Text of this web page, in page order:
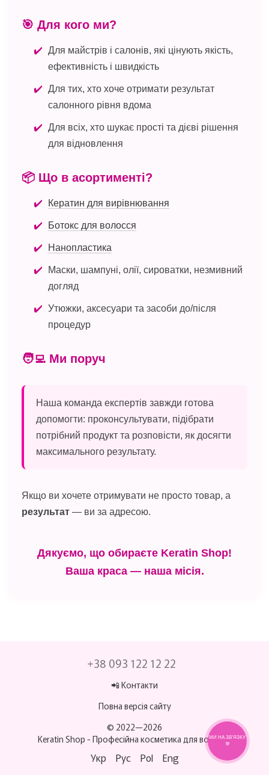
🎯 Для кого ми?
Для майстрів і салонів, які цінують якість,
ефективність і швидкість
Для тих, хто хоче отримати результат
салонного рівня вдома
Для всіх, хто шукає прості та дієві рішення
для відновлення
📦 Що в асортименті?
Кератин для вирівнювання
Ботокс для волосся
Нанопластика
Маски, шампуні, олії, сироватки, незмивний
догляд
Утюжки, аксесуари та засоби до/після
процедур
🧑‍💻 Ми поруч
Наша команда експертів завжди готова
допомогти: проконсультувати, підібрати
потрібний продукт та розповісти, як досягти
максимального результату.
Якщо ви хочете отримувати не просто товар, а
результат — ви за адресою.
Дякуємо, що обираєте Keratin Shop!
Ваша краса — наша місія.
+38 093 122 12 22
📲 Контакти
Повна версія сайту
© 2022—2026
Keratin Shop - Професійна косметика для волосся
Укр Рус Pol Eng
МИ НА ЗВ’ЯЗКУ
💬